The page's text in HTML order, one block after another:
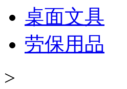
桌面文具
劳保用品
>